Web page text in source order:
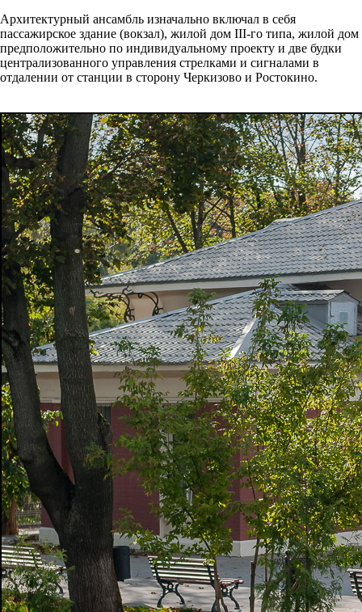
Архитектурный ансамбль изначально включал в себя
пассажирское здание (вокзал), жилой дом III-го типа, жилой дом
предположительно по индивидуальному проекту и две будки
централизованного управления стрелками и сигналами в
отдалении от станции в сторону Черкизово и Ростокино.